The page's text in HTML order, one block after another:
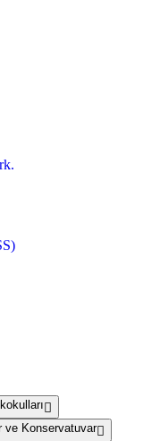
ve Konservatuvar